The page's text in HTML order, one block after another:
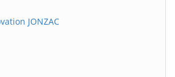
JONZAC